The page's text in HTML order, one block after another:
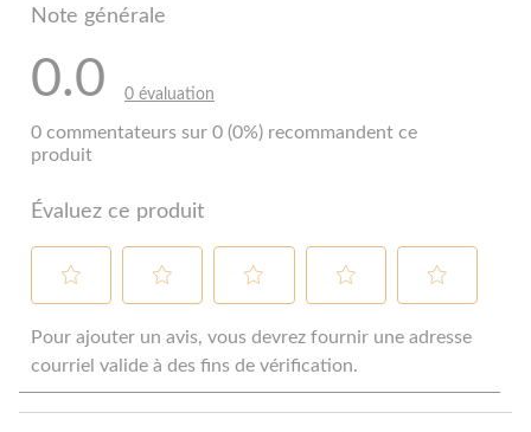
Note générale
0.0 0 évaluation
0 commentateurs sur 0 (0%) recommandent ce
produit
Évaluez ce produit
pour
évaluer
pour
évaluer
pour
évaluer
pour
évaluer
pour
Pour ajouter un avis, vous devrez fournir une adresse
courriel valide à des fins de vérification.